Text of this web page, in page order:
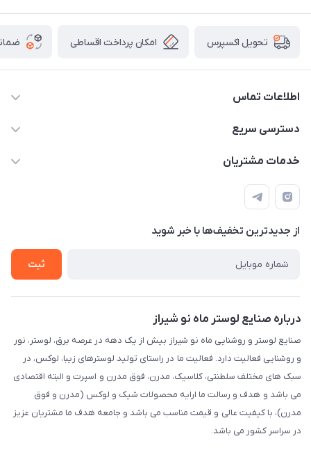
تحویل اکسپرس امکان پرداخت اقساطی
اطلاعات تماس
09171115348
طبقه همکف واحد 131
دسترسی سریع
مجله فروشگاه
درباره ما
تماس با ما
خدمات مشتریان
قوانین و مقررات
حریم خصوصی
راهنما
از جدید‌ترین تخفیف‌ها با‌ خبر شوید
ثبت
درباره صنایع لوستر ماه نو شیراز
صنایع لوستر و روشنایی ماه نو شیراز بیش از یک دهه در عرصه برق، لوستر، نور
و روشنایی فعالیت دارد. فعالیت ما در راستای تولید لوسترهای زیبا، لوکس، در
سبک های مختلف سلطنتی، کلاسیک، مدرن، فوق مدرن و اسپرت و البته اقتصادی
می باشد و هدف و رسالت ما ارایه محصولات شیک و لوکس (مدرن و فوق
مدرن)، با کیفیت عالی و قیمت مناسب می باشد و جامعه هدف ما مشتریان عزیز
در سراسر کشور می باشد.